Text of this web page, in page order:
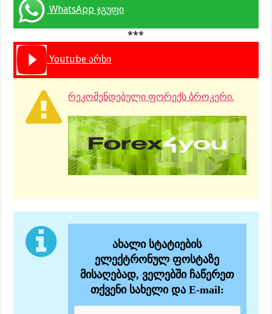
WhatsApp ჯგუფი
***
Youtube არხი
რეკომენდებული ფორექს ბროკერი.
ახალი სტატიების
ელექტრონულ ფოსტაზე
მისაღებად, ველებში ჩაწერეთ
თქვენი სახელი და E-mail: